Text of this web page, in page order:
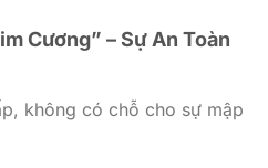
Cương” – Sự An Toàn
không có chỗ cho sự mập